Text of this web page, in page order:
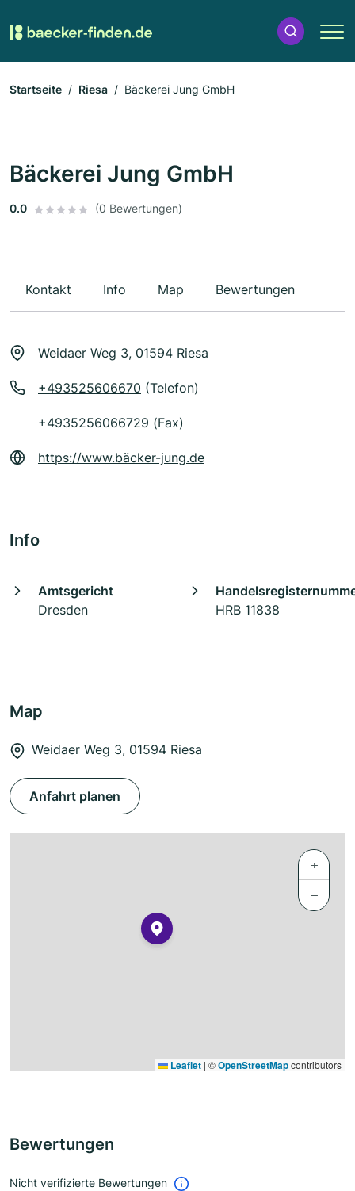
Startseite Riesa Bäckerei Jung GmbH
Bäckerei Jung GmbH
0.0 (0 Bewertungen)
Kontakt Info Map Bewertungen
Weidaer Weg 3, 01594 Riesa
+493525606670 (Telefon)
+4935256066729 (Fax)
https://www.bäcker-jung.de
Info
Amtsgericht
Dresden
HRB 11838
Map
Weidaer Weg 3, 01594 Riesa
Anfahrt planen
+
−
Leaflet | ©OpenStreetMapcontributors
Bewertungen
Nicht verifizierte Bewertungen